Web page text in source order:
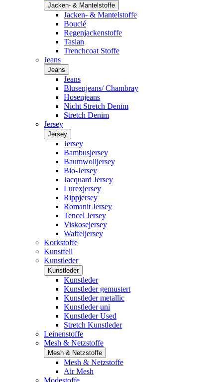
Jacken- & Mantelstoffe
Jacken- & Mantelstoffe
Bouclé
Regenjackenstoffe
Taslan
Trenchcoat Stoffe
Jeans
Jeans
Jeans
Blusenjeans/ Chambray
Hosenjeans
Nicht Stretch Denim
Stretch Denim
Jersey
Jersey
Jersey
Bambusjersey
Baumwolljersey
Bio-Jersey
Jacquard Jersey
Lurexjersey
Rippjersey
Romanit Jersey
Tencel Jersey
Viskosejersey
Waffeljersey
Korkstoffe
Kunstfell
Kunstleder
Kunstleder
Kunstleder
Kunstleder gemustert
Kunstleder metallic
Kunstleder uni
Kunstleder Used
Stretch Kunstleder
Leinenstoffe
Mesh & Netzstoffe
Mesh & Netzstoffe
Mesh & Netzstoffe
Air Mesh
Modestoffe